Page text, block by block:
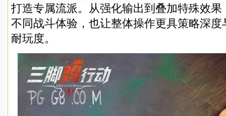
打造专属流派。从强化输出到叠加特殊效
不同战斗体验，也让整体操作更具策略深
耐玩度。